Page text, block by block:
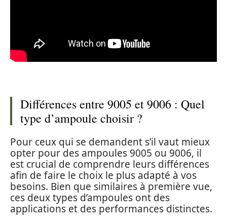
Différences entre 9005 et 9006 : Quel
type d’ampoule choisir ?
Pour ceux qui se demandent s’il vaut mieux
opter pour des ampoules 9005 ou 9006, il
est crucial de comprendre leurs différences
afin de faire le choix le plus adapté à vos
besoins. Bien que similaires à première vue,
ces deux types d’ampoules ont des
applications et des performances distinctes.